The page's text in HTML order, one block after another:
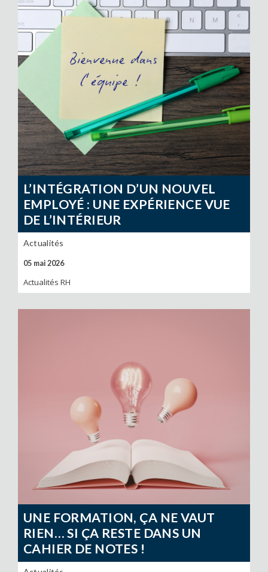
L’INTÉGRATION D’UN NOUVEL
EMPLOYÉ : UNE EXPÉRIENCE VUE
DE L’INTÉRIEUR
Actualités
05 mai 2026
Actualités RH
UNE FORMATION, ÇA NE VAUT
RIEN… SI ÇA RESTE DANS UN
CAHIER DE NOTES !